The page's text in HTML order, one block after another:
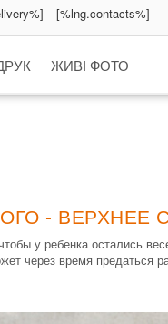
[%lng.contacts%]
ЖИВІ ФОТО
- ВЕРХНЕЕ
у ребенка остались
через время предаться